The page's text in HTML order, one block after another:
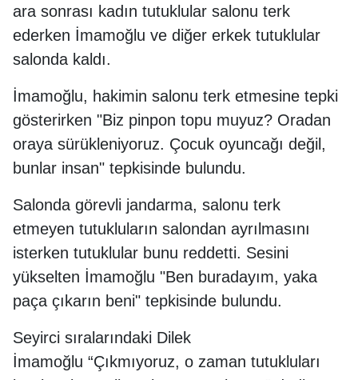
ara sonrası kadın tutuklular salonu terk
ederken İmamoğlu ve diğer erkek tutuklular
salonda kaldı.
İmamoğlu, hakimin salonu terk etmesine tepki
gösterirken "Biz pinpon topu muyuz? Oradan
oraya sürükleniyoruz. Çocuk oyuncağı değil,
bunlar insan" tepkisinde bulundu.
Salonda görevli jandarma, salonu terk
etmeyen tutukluların salondan ayrılmasını
isterken tutuklular bunu reddetti. Sesini
yükselten İmamoğlu "Ben buradayım, yaka
paça çıkarın beni" tepkisinde bulundu.
Seyirci sıralarındaki Dilek
İmamoğlu “Çıkmıyoruz, o zaman tutukluları